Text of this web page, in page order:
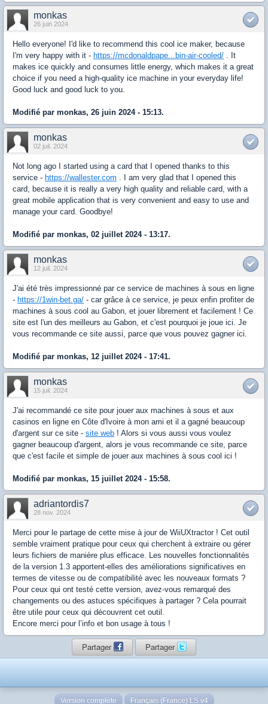
monkas
26 juin 2024
Hello everyone! I'd like to recommend this cool ice maker, because
I'm very happy with it - https://mcdonaldpape...bin-air-cooled/ . It
makes ice quickly and consumes little energy, which makes it a great
choice if you need a high-quality ice machine in your everyday life!
Good luck and good luck to you.
Modifié par monkas, 26 juin 2024 - 15:13.
monkas
02 juil. 2024
Not long ago I started using a card that I opened thanks to this
service - https://wallester.com . I am very glad that I opened this
card, because it is really a very high quality and reliable card, with a
great mobile application that is very convenient and easy to use and
manage your card. Goodbye!
Modifié par monkas, 02 juillet 2024 - 13:17.
monkas
12 juil. 2024
J'ai été très impressionné par ce service de machines à sous en ligne
- https://1win-bet.ga/ - car grâce à ce service, je peux enfin profiter de
machines à sous cool au Gabon, et jouer librement et facilement ! Ce
site est l'un des meilleurs au Gabon, et c'est pourquoi je joue ici. Je
vous recommande ce site aussi, parce que vous pouvez gagner ici.
Modifié par monkas, 12 juillet 2024 - 17:41.
monkas
15 juil. 2024
J'ai recommandé ce site pour jouer aux machines à sous et aux
cаsinos en ligne en Côte d'Ivoire à mon ami et il a gagné beaucoup
d'argent sur ce site - site web ! Alors si vous aussi vous voulez
gagner beaucoup d'argent, alors je vous recommande ce site, parce
que c'est facile et simple de jouer aux machines à sous cool ici !
Modifié par monkas, 15 juillet 2024 - 15:58.
adriantordis7
28 nov. 2024
Merci pour le partage de cette mise à jour de WiiUXtractor ! Cet outil
semble vraiment pratique pour ceux qui cherchent à extraire ou gérer
leurs fichiers de manière plus efficace. Les nouvelles fonctionnalités
de la version 1.3 apportent-elles des améliorations significatives en
termes de vitesse ou de compatibilité avec les nouveaux formats ?
Pour ceux qui ont testé cette version, avez-vous remarqué des
changements ou des astuces spécifiques à partager ? Cela pourrait
être utile pour ceux qui découvrent cet outil.
Encore merci pour l’info et bon usage à tous !
Partager Partager
Version complète Français (France) LS v4